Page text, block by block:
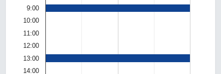
9:00
10:00
11:00
12:00
13:00
14:00